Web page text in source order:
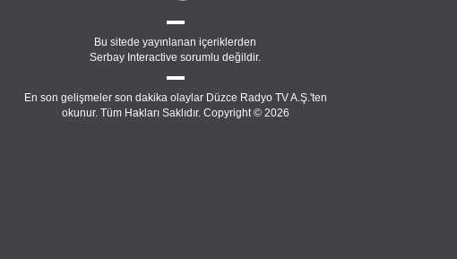
Bu sitede yayınlanan içeriklerden
Serbay Interactive sorumlu değildir.
En son gelişmeler son dakika olaylar Düzce Radyo TV A.Ş.'ten
okunur. Tüm Hakları Saklıdır. Copyright © 2026